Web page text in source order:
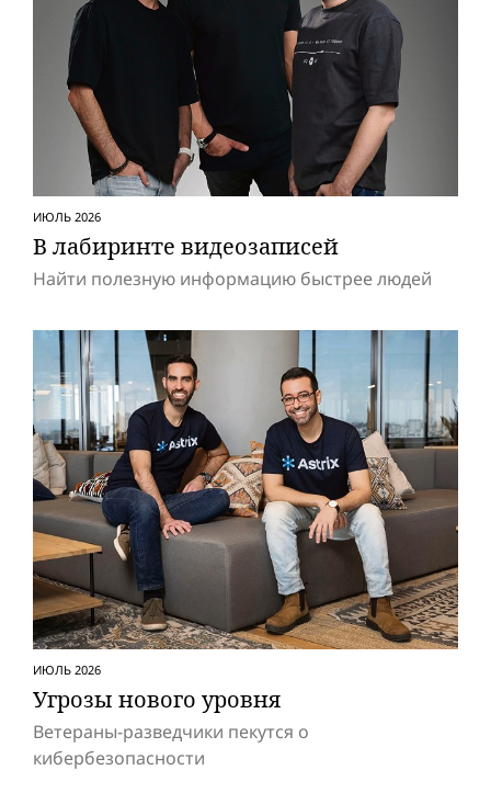
ИЮЛЬ 2026
В лабиринте видеозаписей
Найти полезную информацию быстрее людей
ИЮЛЬ 2026
Угрозы нового уровня
Ветераны-разведчики пекутся о
кибербезопасности